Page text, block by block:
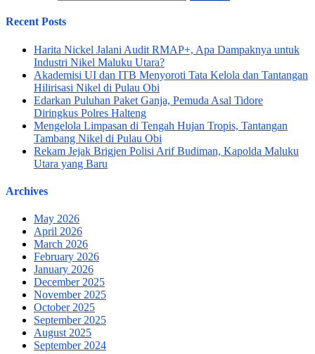
Recent Posts
Harita Nickel Jalani Audit RMAP+, Apa Dampaknya untuk
Industri Nikel Maluku Utara?
Akademisi UI dan ITB Menyoroti Tata Kelola dan Tantangan
Hilirisasi Nikel di Pulau Obi
Edarkan Puluhan Paket Ganja, Pemuda Asal Tidore
Diringkus Polres Halteng
Mengelola Limpasan di Tengah Hujan Tropis, Tantangan
Tambang Nikel di Pulau Obi
Rekam Jejak Brigjen Polisi Arif Budiman, Kapolda Maluku
Utara yang Baru
Archives
May 2026
April 2026
March 2026
February 2026
January 2026
December 2025
November 2025
October 2025
September 2025
August 2025
September 2024